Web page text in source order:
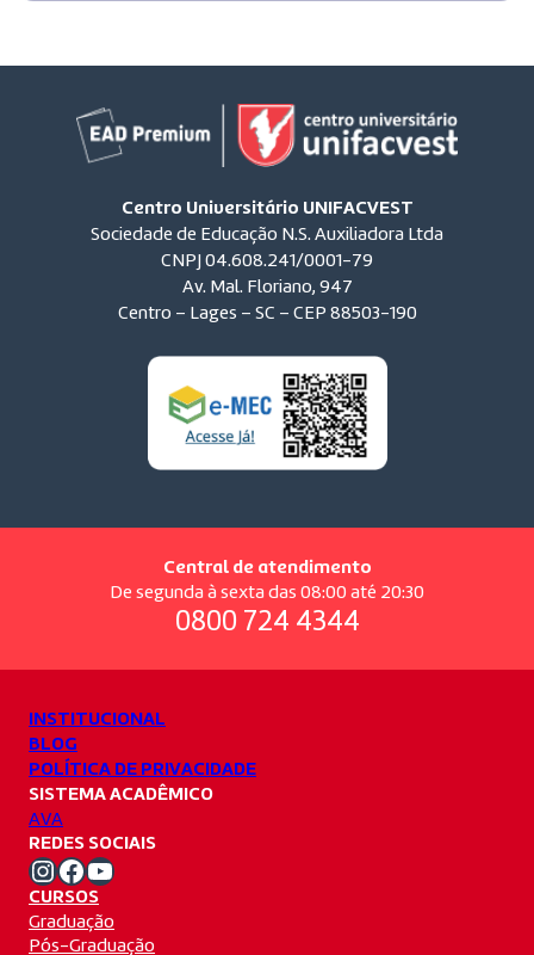
Centro Universitário UNIFACVEST
Sociedade de Educação N.S. Auxiliadora Ltda
CNPJ 04.608.241/0001-79
Av. Mal. Floriano, 947
Centro – Lages – SC – CEP 88503-190
Central de atendimento
De segunda à sexta das 08:00 até 20:30
0800 724 4344
INSTITUCIONAL
BLOG
POLÍTICA DE PRIVACIDADE
SISTEMA ACADÊMICO
AVA
REDES SOCIAIS
Instagram Unifacvest Facebook Unifacvest Youtube Unifacvest
CURSOS
Graduação
Pós-Graduação